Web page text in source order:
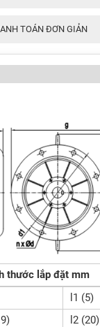
TOÁN ĐƠN GIẢN
thước lắp đặt mm
l1 (5)
l2 (20)